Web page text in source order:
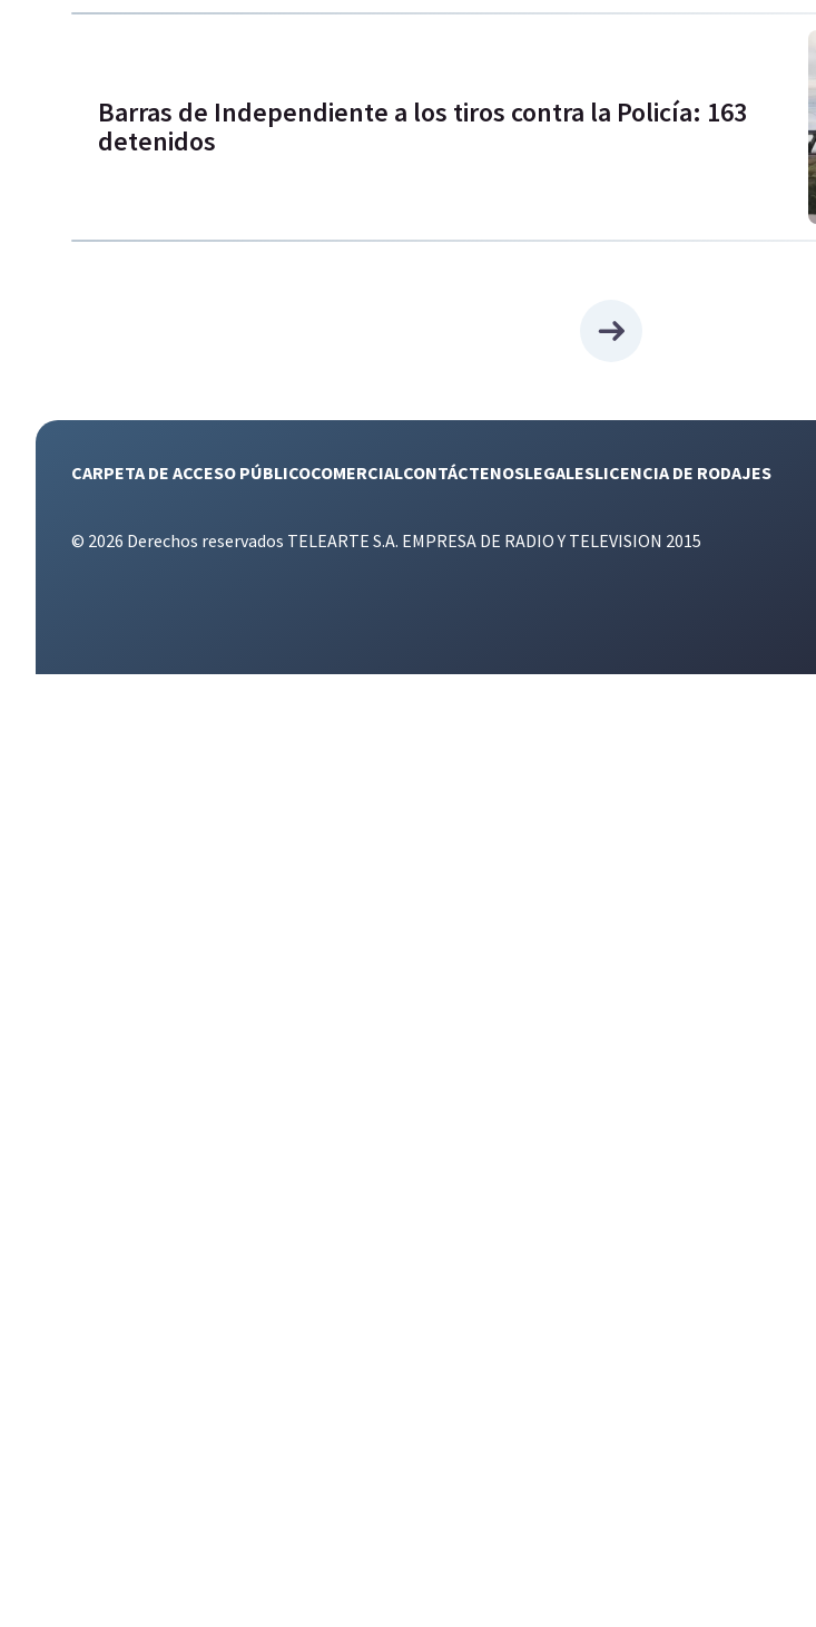
Barras de Independiente a los tiros contra la Policía: 163
detenidos
CARPETA DE ACCESO PÚBLICOCOMERCIALCONTÁCTENOSLEGALESLICENCIA DE RODAJES
© 2026 Derechos reservados TELEARTE S.A. EMPRESA DE RADIO Y TELEVISION 2015